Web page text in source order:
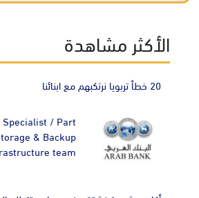
الأكثر مشاهدة
20 خطأ تربويا نرتكبهم مع ابنائنا
/ Part
& Backup
team